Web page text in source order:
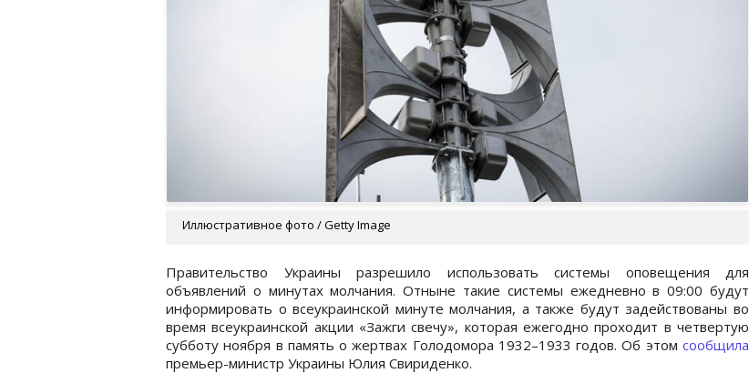
Иллюстративное фото / Getty Image
Правительство Украины разрешило использовать системы оповещения для
объявлений о минутах молчания. Отныне такие системы ежедневно в 09:00 будут
информировать о всеукраинской минуте молчания, а также будут задействованы во
время всеукраинской акции «Зажги свечу», которая ежегодно проходит в четвертую
субботу ноября в память о жертвах Голодомора 1932–1933 годов. Об этом сообщила
премьер-министр Украины Юлия Свириденко.